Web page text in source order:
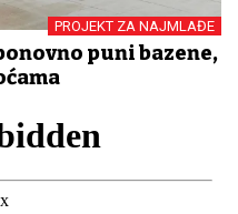
PROJEKT ZA NAJMLAĐE
puni bazene,